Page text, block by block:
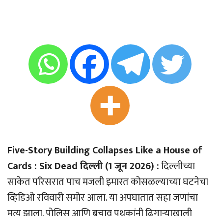
Five-Story Building Collapses Like a House of
Cards : Six Dead दिल्ली (1 जून 2026) :दिल्लीच्या
साकेत परिसरात पाच मजली इमारत कोसळल्याच्या घटनेचा
व्हिडिओ रविवारी समोर आला. या अपघातात सहा जणांचा